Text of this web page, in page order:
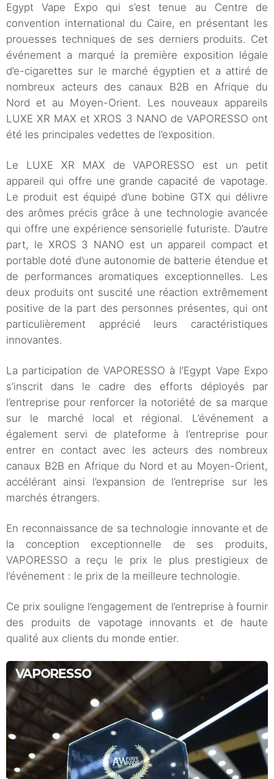
Egypt Vape Expo qui s’est tenue au Centre de
convention international du Caire, en présentant les
prouesses techniques de ses derniers produits. Cet
événement a marqué la première exposition légale
d’e-cigarettes sur le marché égyptien et a attiré de
nombreux acteurs des canaux B2B en Afrique du
Nord et au Moyen-Orient. Les nouveaux appareils
LUXE XR MAX et XROS 3 NANO de VAPORESSO ont
été les principales vedettes de l’exposition.
Le LUXE XR MAX de VAPORESSO est un petit
appareil qui offre une grande capacité de vapotage.
Le produit est équipé d’une bobine GTX qui délivre
des arômes précis grâce à une technologie avancée
qui offre une expérience sensorielle futuriste. D’autre
part, le XROS 3 NANO est un appareil compact et
portable doté d’une autonomie de batterie étendue et
de performances aromatiques exceptionnelles. Les
deux produits ont suscité une réaction extrêmement
positive de la part des personnes présentes, qui ont
particulièrement apprécié leurs caractéristiques
innovantes.
La participation de VAPORESSO à l’Egypt Vape Expo
s’inscrit dans le cadre des efforts déployés par
l’entreprise pour renforcer la notoriété de sa marque
sur le marché local et régional. L’événement a
également servi de plateforme à l’entreprise pour
entrer en contact avec les acteurs des nombreux
canaux B2B en Afrique du Nord et au Moyen-Orient,
accélérant ainsi l’expansion de l’entreprise sur les
marchés étrangers.
En reconnaissance de sa technologie innovante et de
la conception exceptionnelle de ses produits,
VAPORESSO a reçu le prix le plus prestigieux de
l’événement : le prix de la meilleure technologie.
Ce prix souligne l’engagement de l’entreprise à fournir
des produits de vapotage innovants et de haute
qualité aux clients du monde entier.